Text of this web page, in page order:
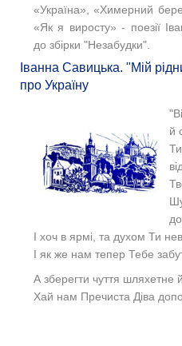
«Україна», «Химерний
«Як я виросту» - поезії
до збірки "Незабудки".
Іванна Савицька. "Мій
про Україну
"
й
І хоч в ярмі, та духом Ти
І як же нам тепер Тебе
А зберегти чуття шляхетне
Хай нам Пречиста Діва